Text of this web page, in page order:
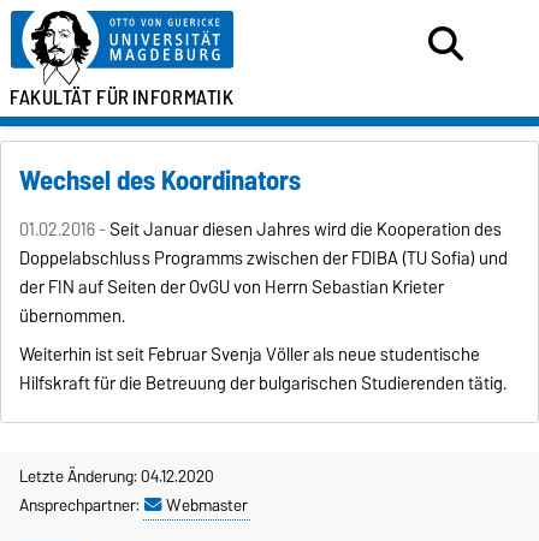
FAKULTÄT FÜRINFORMATIK
Wechsel des Koordinators
01.02.2016 -Seit Januar diesen Jahres wird die Kooperation des
Doppelabschluss Programms zwischen der FDIBA (TU Sofia) und
der FIN auf Seiten der OvGU von Herrn Sebastian Krieter
übernommen.
Weiterhin ist seit Februar Svenja Völler als neue studentische
Hilfskraft für die Betreuung der bulgarischen Studierenden tätig.
Letzte Änderung: 04.12.2020
Ansprechpartner:
Webmaster